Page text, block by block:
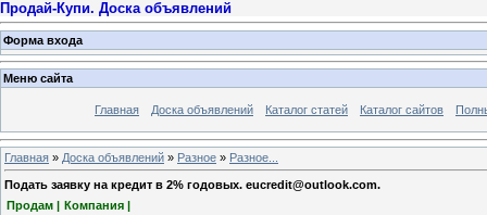
Продай-Купи. Доска объявлений
Форма входа
Меню сайта
Главная Доска объявлений Каталог статей Каталог сайтов
Главная » Доска объявлений » Разное » Разное...
Подать заявку на кредит в 2% годовых. eucredit@outlook.com.
Продам | Компания |